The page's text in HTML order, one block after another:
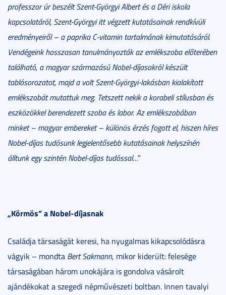
professzor úr beszélt Szent-Györgyi Albert és a Déri iskola
kapcsolatáról, Szent-Györgyi itt végzett kutatásainak rendkívüli
eredményeiről – a paprika C-vitamin tartalmának kimutatásáról.
Vendégeink hosszasan tanulmányozták az emlékszoba előterében
található, a magyar származású Nobel-díjasokról készült
tablósorozatot, majd a volt Szent-Györgyi-lakásban kialakított
emlékszobát mutattuk meg. Tetszett nekik a korabeli stílusban és
eszközökkel berendezett szoba és labor. Az emlékszobában
minket – magyar embereket – különös érzés fogott el, hiszen híres
Nobel-díjas tudósunk legjelentősebb kutatásainak helyszínén
álltunk egy szintén Nobel-díjas tudóssal…”
„Körmös” a Nobel-díjasnak
Családja társaságát keresi, ha nyugalmas kikapcsolódásra
vágyik – mondta Bert Sakmann, mikor kiderült: felesége
társaságában három unokájára is gondolva vásárolt
ajándékokat a szegedi népművészeti boltban. Innen tavalyi